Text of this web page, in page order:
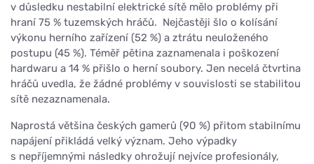
v důsledku nestabilní elektrické sítě mělo problémy při
hraní 75 % tuzemských hráčů. Nejčastěji šlo o kolísání
výkonu herního zařízení (52 %) a ztrátu neuloženého
postupu (45 %). Téměř pětina zaznamenala i poškození
hardwaru a 14 % přišlo o herní soubory. Jen necelá čtvrtina
hráčů uvedla, že žádné problémy v souvislosti se stabilitou
sítě nezaznamenala.
Naprostá většina českých gamerů (90 %) přitom stabilnímu
napájení přikládá velký význam. Jeho výpadky
s nepříjemnými následky ohrožují nejvíce profesionály,